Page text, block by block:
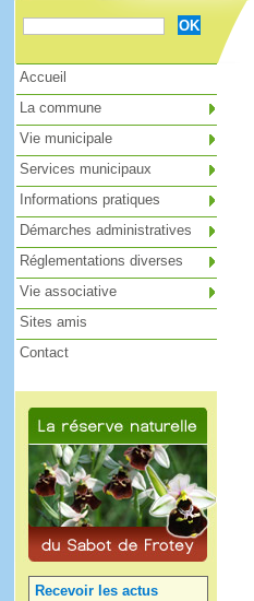
Recevoir les actus
Accueil
La commune
Vie municipale
Services municipaux
Informations pratiques
Démarches administratives
Réglementations diverses
Vie associative
Sites amis
Contact